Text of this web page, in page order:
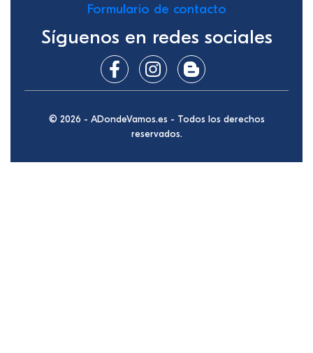
Formulario de contacto
Síguenos en redes sociales
© 2026 - ADondeVamos.es - Todos los derechos
reservados.